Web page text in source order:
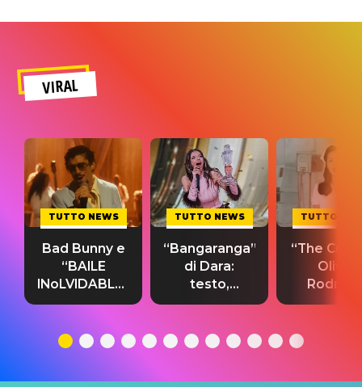
VIRAL
TUTTO NEWS
Bad Bunny e
“BAILE
INoLVIDABLE”:
testo,
significato
TUTTO NEWS
“Bangaranga”
di Dara:
testo,
traduzione e
del singolo
TUTTO
“The
Olivia
testo,